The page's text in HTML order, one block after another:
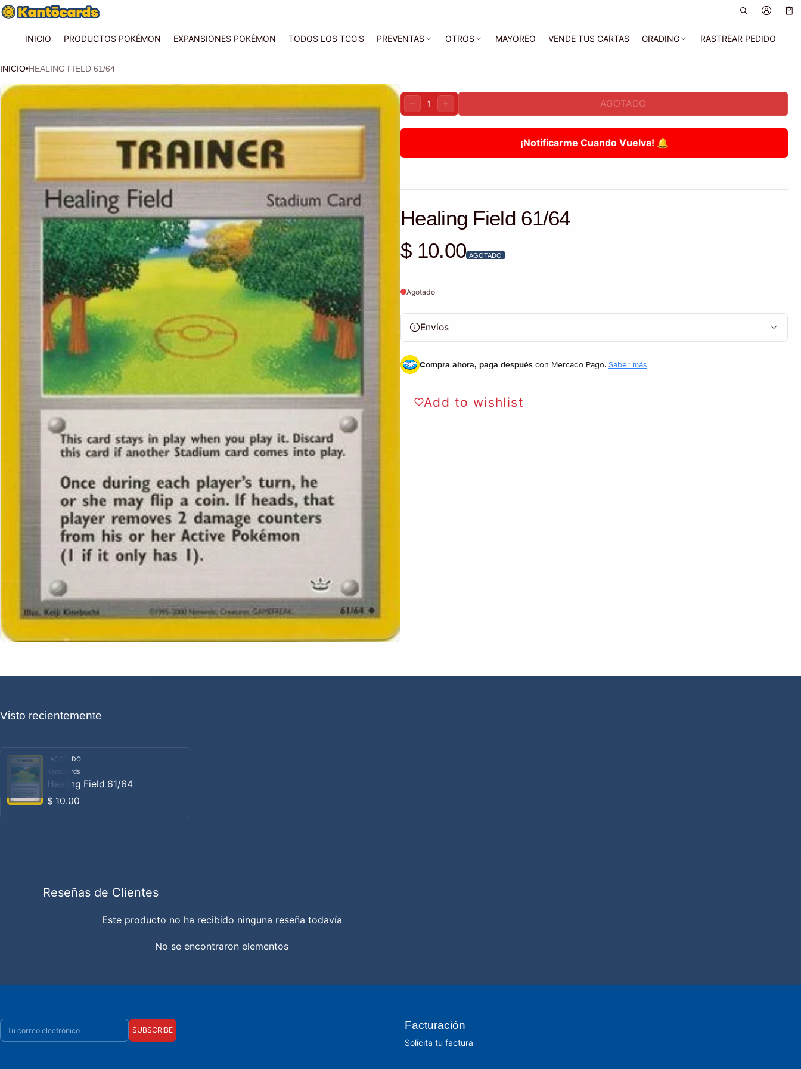
INICIO PRODUCTOS POKÉMON EXPANSIONES POKÉMON TODOS LOS TCG'S PREVENTAS OTROS MAYOREO VENDE TUS CARTAS GRADING RASTREAR PEDIDO
INICIO•HEALING FIELD 61/64
DEL PRODUCTO Cantidad:
DISMINUIRAUMENTAR AGOTADO
¡Notificarme Cuando Vuelva! 🔔
Healing Field 61/64
Precio habitual
$ 10.00 AGOTADO
Agotado
Envios
Compra ahora, paga después con Mercado Pago. Saber más
Add to wishlist
Visto recientemente
AGOTADO
Proveedor:
Kantocards
Healing Field 61/64
Precio habitual
$ 10.00
Reseñas de Clientes
Este producto no ha recibido ninguna reseña todavía
No se encontraron elementos
Correo electrónico
SUBSCRIBE Facturación
Solicita tu factura